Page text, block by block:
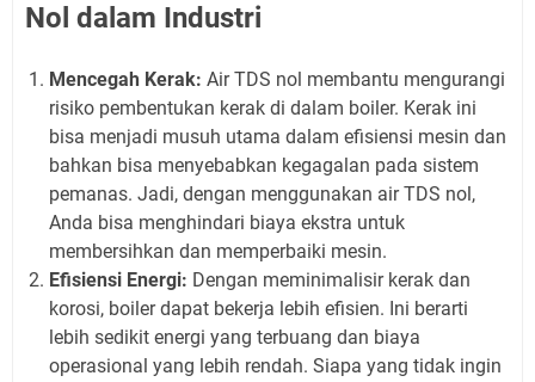
Nol dalam Industri
Mencegah Kerak: Air TDS nol membantu mengurangi
risiko pembentukan kerak di dalam boiler. Kerak ini
bisa menjadi musuh utama dalam efisiensi mesin dan
bahkan bisa menyebabkan kegagalan pada sistem
pemanas. Jadi, dengan menggunakan air TDS nol,
Anda bisa menghindari biaya ekstra untuk
membersihkan dan memperbaiki mesin.
Efisiensi Energi: Dengan meminimalisir kerak dan
korosi, boiler dapat bekerja lebih efisien. Ini berarti
lebih sedikit energi yang terbuang dan biaya
operasional yang lebih rendah. Siapa yang tidak ingin